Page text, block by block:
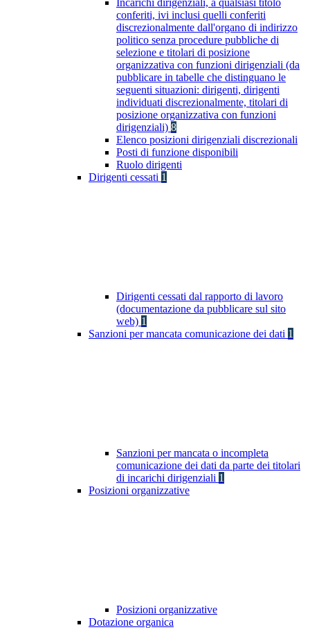
Incarichi dirigenziali, a qualsiasi titolo
conferiti, ivi inclusi quelli conferiti
discrezionalmente dall'organo di indirizzo
politico senza procedure pubbliche di
selezione e titolari di posizione
organizzativa con funzioni dirigenziali (da
pubblicare in tabelle che distinguano le
seguenti situazioni: dirigenti, dirigenti
individuati discrezionalmente, titolari di
posizione organizzativa con funzioni
dirigenziali) 8
Elenco posizioni dirigenziali discrezionali
Posti di funzione disponibili
Ruolo dirigenti
Dirigenti cessati 1
Dirigenti cessati dal rapporto di lavoro
(documentazione da pubblicare sul sito
web) 1
Sanzioni per mancata comunicazione dei dati 1
Sanzioni per mancata o incompleta
comunicazione dei dati da parte dei titolari
di incarichi dirigenziali 1
Posizioni organizzative
Posizioni organizzative
Dotazione organica